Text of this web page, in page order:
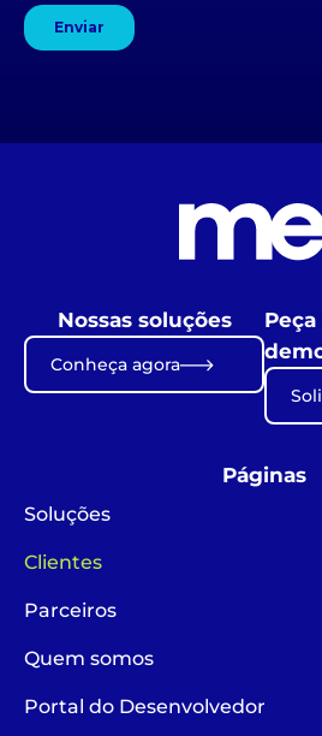
Nossas soluções
Conheça agora
Páginas
Soluções
Clientes
Parceiros
Quem somos
Portal do Desenvolvedor